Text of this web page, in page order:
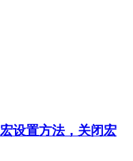
设置方法，关闭宏